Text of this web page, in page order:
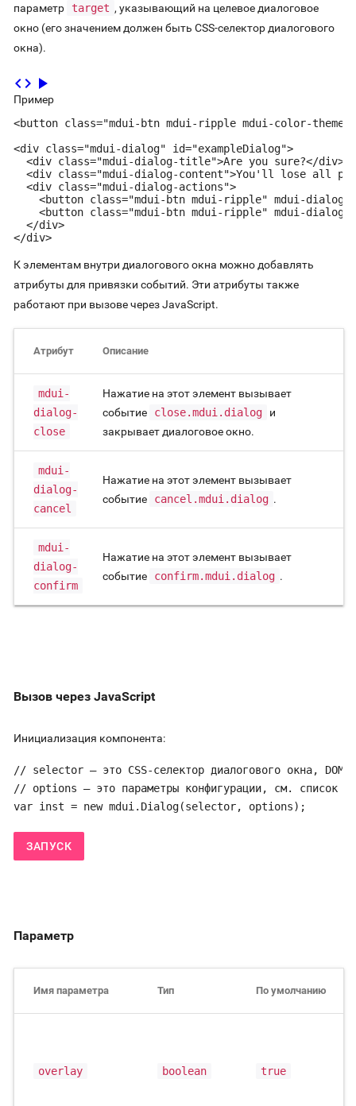
параметр target , указывающий на целевое диалоговое
окно (его значением должен быть CSS-селектор диалогового
окна).
code play_arrow
Пример
<button class="mdui-btn mdui-ripple mdui-color-
<div class="mdui-dialog" id="exampleDialog">
  <div class="mdui-dialog-title">Are you sure?</div>
<div class="mdui-dialog-content">You'll lose all
  <div class="mdui-dialog-actions">
<button class="mdui-btn mdui-ripple" mdui-dialog-
<button class="mdui-btn mdui-ripple" mdui-dialog-
  </div>
</div>
К элементам внутри диалогового окна можно добавлять
атрибуты для привязки событий. Эти атрибуты также
работают при вызове через JavaScript.
Атрибут Описание
mdui-
dialog-
close
Нажатие на этот элемент вызывает
событие
close.mdui.dialog
и
закрывает диалоговое окно.
mdui-
dialog-
cancel
Нажатие на этот элемент вызывает
событие
cancel.mdui.dialog .
mdui-
dialog-
confirm
Нажатие на этот элемент вызывает
событие
confirm.mdui.dialog .
Вызов через JavaScript
Инициализация компонента:
// selector — это CSS-селектор диалогового окна, DOM-
// options — это параметры конфигурации, см. список
var inst = new mdui.Dialog(selector, options);
ЗАПУСК
Параметр
Имя параметра Тип По умолчанию
overlay boolean true